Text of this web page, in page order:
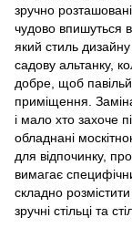
зручно
чудово впишуться
який стиль
садову альтанку,
добре, щоб
приміщення.
і мало хто захоче
обладнані
для відпочинку,
вимагає
складно
зручні стільці та